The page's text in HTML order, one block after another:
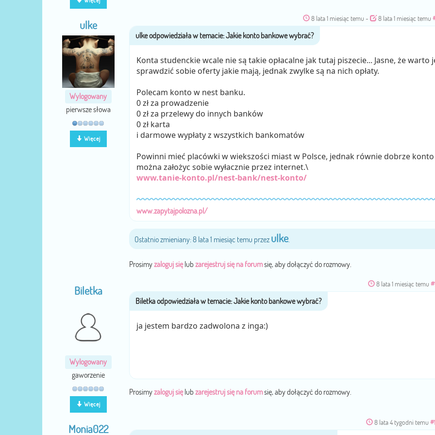
ulke
Wylogowany
pierwsze słowa
Więcej
8 lata 1 miesiąc temu - 8 lata 1 miesiąc temu
Konta studenckie wcale nie są takie opłacalne jak tutaj piszecie... Jasne, że warto
sprawdzić sobie oferty jakie mają, jednak zwylke są na nich opłaty.
Polecam konto w nest banku.
0 zł za prowadzenie
0 zł za przelewy do innych banków
0 zł karta
i darmowe wypłaty z wszystkich bankomatów
Powinni mieć placówki w wiekszości miast w Polsce, jednak równie dobrze konto
można założyc sobie wyłacznie przez internet.\
www.tanie-konto.pl/nest-bank/nest-konto/
www.zapytajpolozna.pl/
Ostatnio zmieniany: 8 lata 1 miesiąc temu przez ulke.
Prosimyzaloguj sięlub zarejestruj się na forumsię, aby dołączyć do rozmowy.
Biletka
Wylogowany
gaworzenie
Więcej
8 lata 1 miesiąc temu
ja jestem bardzo zadwolona z inga:)
Prosimyzaloguj sięlub zarejestruj się na forumsię, aby dołączyć do rozmowy.
Monia022
8 lata 4 tygodni temu